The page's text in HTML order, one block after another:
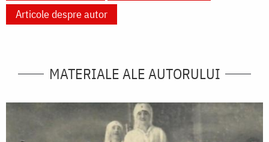
Articole despre autor
MATERIALE ALE AUTORULUI